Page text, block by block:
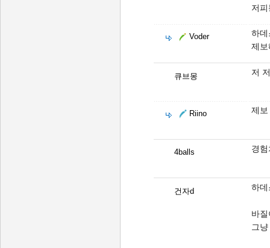
저
Voder
하데
제보
큐브몽 저
Riino 제보
4balls 경
건자d 하데
바
그